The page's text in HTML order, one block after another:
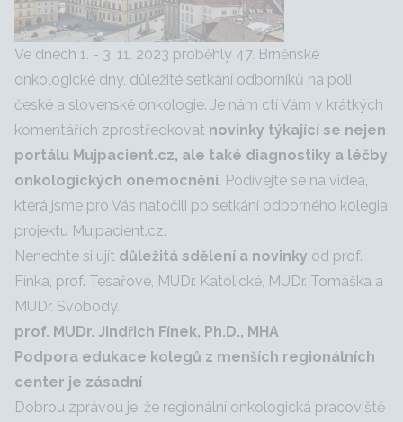
Ve dnech 1. - 3. 11. 2023 proběhly 47. Brněnské
onkologické dny, důležité setkání odborníků na poli
české a slovenské onkologie. Je nám ctí Vám v krátkých
komentářích zprostředkovat novinky týkající se nejen
portálu Mujpacient.cz, ale také diagnostiky a léčby
onkologických onemocnění. Podívejte se na videa,
která jsme pro Vás natočili po setkání odborného kolegia
projektu Mujpacient.cz.
Nenechte si ujít důležitá sdělení a novinky od prof.
Fínka, prof. Tesařové, MUDr. Katolické, MUDr. Tomáška a
MUDr. Svobody.
prof. MUDr. Jindřich Fínek, Ph.D., MHA
Podpora edukace kolegů z menších regionálních
center je zásadní
Dobrou zprávou je, že regionální onkologická pracoviště